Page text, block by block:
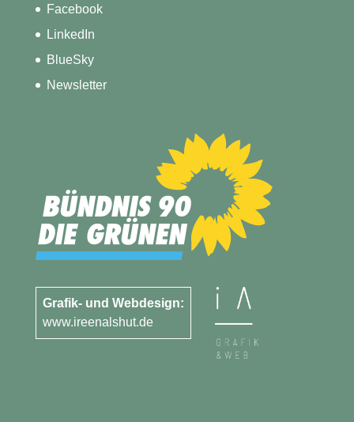
Facebook
LinkedIn
BlueSky
Newsletter
Grafik- und Webdesign:
www.ireenalshut.de